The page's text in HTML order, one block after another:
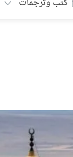
كتب وترجمات